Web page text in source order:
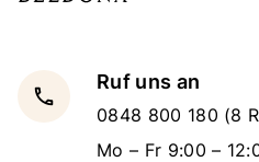
local_phone
Ruf uns an
0848 800 180 (8
Mo – Fr 9:00 –